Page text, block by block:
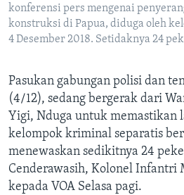
konferensi pers mengenai
konstruksi di Papua, diduga oleh
4 Desember 2018. Setidaknya 24
Pasukan gabungan polisi dan
(4/12), sedang bergerak dari
Yigi, Nduga untuk memastikan
kelompok kriminal separatis
menewaskan sedikitnya 24
Cenderawasih, Kolonel Infantri
kepada VOA Selasa pagi.